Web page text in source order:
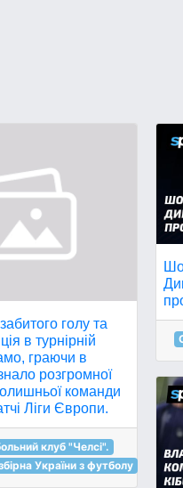
голу та
в турнірній
граючи в
розгромної
команди
Ліги Європи.
клуб "Челсі".
України з футболу